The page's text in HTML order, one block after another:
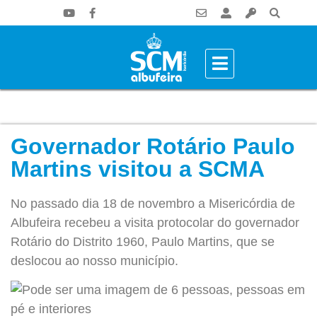
Governador Rotário Paulo
Martins visitou a SCMA
No passado dia 18 de novembro a Misericórdia de
Albufeira recebeu a visita protocolar do governador
Rotário do Distrito 1960, Paulo Martins, que se
deslocou ao nosso município.